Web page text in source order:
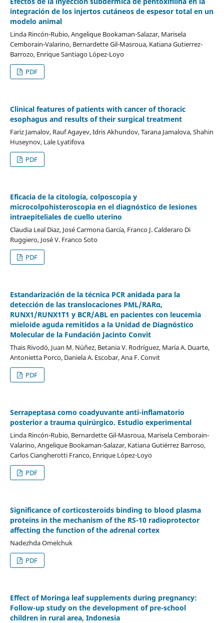
integración de los injertos cutáneos de espesor total en un
modelo animal
Linda Rincón-Rubio, Angelique Bookaman-Salazar, Marisela
Cemborain-Valarino, Bernardette Gil-Masroua, Katiana Gutierrez-
Barrozo, Enrique Santiago López-Loyo
PDF
Clinical features of patients with cancer of thoracic
esophagus and results of their surgical treatment
Fariz Jamalov, Rauf Agayev, Idris Akhundov, Tarana Jamalova, Shahin
Huseynov, Lale Lyatifova
PDF
Eficacia de la citología, colposcopia y
microcolpohisteroscopia en el diagnóstico de lesiones
intraepiteliales de cuello uterino
Claudia Leal Diaz, José Carmona García, Franco J. Calderaro Di
Ruggiero, José V. Franco Soto
PDF
Estandarización de la técnica PCR anidada para la
detección de las translocaciones PML/RARα,
RUNX1/RUNX1T1 y BCR/ABL en pacientes con leucemia
mieloide aguda remitidos a la Unidad de Diagnóstico
Molecular de la Fundación Jacinto Convit
Thais Rivodó, Juan M. Núñez, Betania V. Rodríguez, María A. Duarte,
Antonietta Porco, Daniela A. Escobar, Ana F. Convit
PDF
Serrapeptasa como coadyuvante anti-inflamatorio
posterior a trauma quirúrgico. Estudio experimental
Linda Rincón-Rubio, Bernardette Gil-Masroua, Marisela Cemborain-
Valarino, Angelique Bookaman-Salazar, Katiana Gutiérrez Barroso,
Carlos Ciangherotti Franco, Enrique López-Loyo
PDF
Significance of corticosteroids binding to blood plasma
proteins in the mechanism of the RS-10 radioprotector
affecting the function of the adrenal cortex
Nadezhda Omelchuk
PDF
Effect of Moringa leaf supplements during pregnancy:
Follow-up study on the development of pre-school
children in rural area, Indonesia